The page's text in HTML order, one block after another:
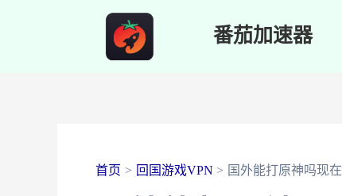
番茄加速器
首页 回国游戏VPN 国外能打原神吗现在